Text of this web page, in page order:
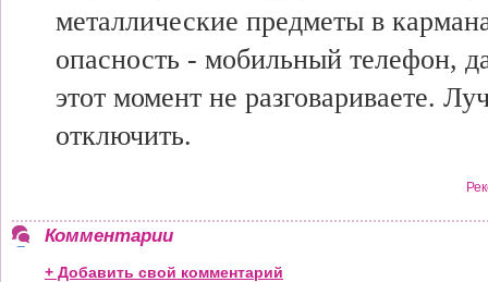
металлические предметы в
опасность - мобильный телефон,
этот момент не разговариваете.
отключить.
Комментарии
+ Добавить свой комментарий